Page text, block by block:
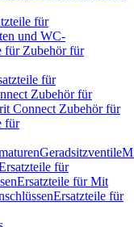
für
und WC-
für Zubehör für
für
Zubehör für
Connect Zubehör für
für
Geradsitzventile
für
Ersatzteile für Mit
Ersatzteile für